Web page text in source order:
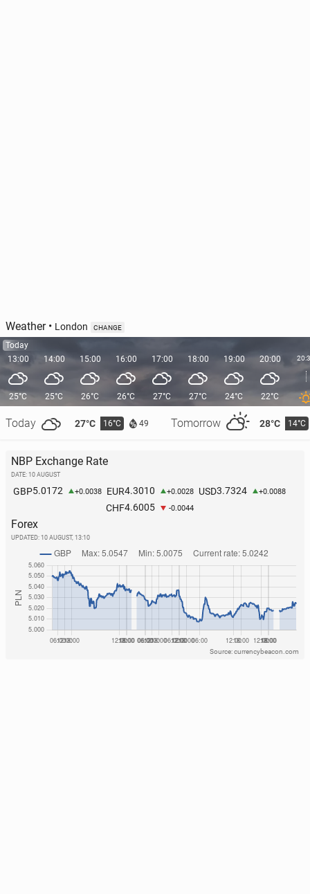
Weather• London CHANGE
Today
13:00
25°C
Today 27°C 16°C 49 Tomorrow 28°C 14°C
14:00
25°C
15:00
26°C
16:00
26°C
17:00
27°C
18:00
27°C
19:00
24°C
20:00
22°C
NBP Exchange Rate
DATE: 10 AUGUST
GBP5.0172 +0.0038 EUR4.3010 +0.0028 USD3.7324 +0.0088
CHF4.6005 -0.0044
Forex
UPDATED: 10 AUGUST, 13:10
Source: currencybeacon.com